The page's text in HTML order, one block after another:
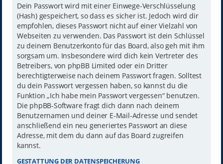
Dein Passwort wird mit einer Einwege-Verschlüsselung
(Hash) gespeichert, so dass es sicher ist. Jedoch wird dir
empfohlen, dieses Passwort nicht auf einer Vielzahl von
Webseiten zu verwenden. Das Passwort ist dein Schlüssel
zu deinem Benutzerkonto für das Board, also geh mit ihm
sorgsam um. Insbesondere wird dich kein Vertreter des
Betreibers, von phpBB Limited oder ein Dritter
berechtigterweise nach deinem Passwort fragen. Solltest
du dein Passwort vergessen haben, so kannst du die
Funktion „Ich habe mein Passwort vergessen“ benutzen.
Die phpBB-Software fragt dich dann nach deinem
Benutzernamen und deiner E-Mail-Adresse und sendet
anschließend ein neu generiertes Passwort an diese
Adresse, mit dem du dann auf das Board zugreifen
kannst.
GESTATTUNG DER DATENSPEICHERUNG